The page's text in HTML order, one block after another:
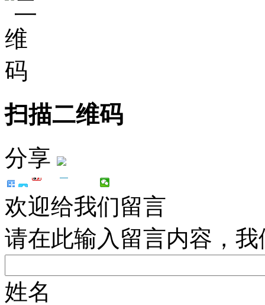
扫描二维码
分享
欢迎给我们留言
请在此输入留言内容，
姓名